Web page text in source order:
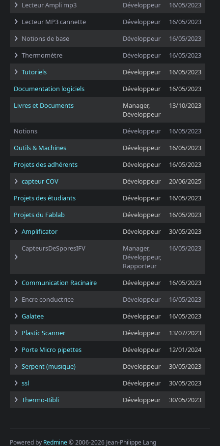
Lecteur Ampli mp3
Développeur
16/05/2023
Lecteur MP3 cannette
Développeur
16/05/2023
Notions de base
Développeur
16/05/2023
Thermomètre
Développeur
16/05/2023
Tutoriels
Développeur
16/05/2023
Documentation logiciels
Développeur
16/05/2023
Livres et Documents
Manager,
Développeur
13/10/2023
Notions Développeur
16/05/2023
Outils & Machines
Développeur
16/05/2023
Projets des adhérents
Développeur
16/05/2023
capteur COV
Développeur
20/06/2025
Projets des étudiants
Développeur
16/05/2023
Projets du Fablab
Développeur
16/05/2023
Amplificator
Développeur
30/05/2023
CapteursDeSporesIFV
Manager,
Développeur,
Rapporteur
16/05/2023
Communication Racinaire Développeur
16/05/2023
Encre conductrice
Développeur
16/05/2023
Galatee
Développeur
16/05/2023
Plastic Scanner
Développeur
13/07/2023
Porte Micro pipettes
Développeur
12/01/2024
Serpent (musique)
Développeur
30/05/2023
ssl
Développeur
30/05/2023
Thermo-Bibli
Développeur 30/05/2023
Powered by Redmine© 2006-2026 Jean-Philippe Lang